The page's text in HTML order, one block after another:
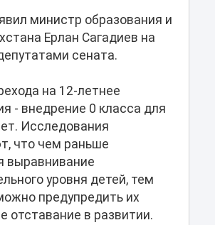
министр образования и
Ерлан Сагадиев на
сената.
на 12-летнее
- внедрение 0 класса для
Исследования
что чем раньше
выравнивание
уровня детей, тем
предупредить их
отставание в развитии.